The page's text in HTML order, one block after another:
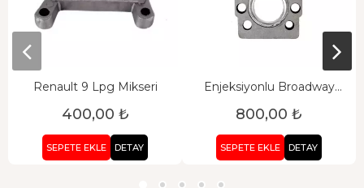
Renault 9 Lpg Mikseri
400,00 ₺
SEPETE EKLE DETAY
Enjeksiyonlu Broadway
800,00 ₺
SEPETE EKLE DETAY